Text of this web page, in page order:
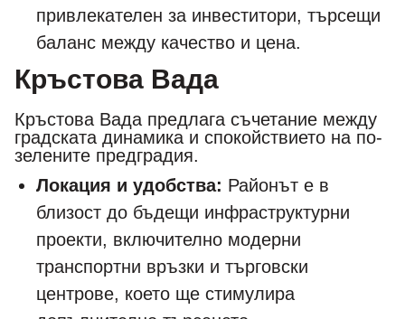
привлекателен за инвеститори, търсещи
баланс между качество и цена.
Кръстова Вада
Кръстова Вада предлага съчетание между
градската динамика и спокойствието на по-
зелените предградия.
Локация и удобства: Районът е в
близост до бъдещи инфраструктурни
проекти, включително модерни
транспортни връзки и търговски
центрове, което ще стимулира